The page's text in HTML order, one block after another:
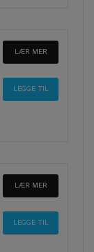
LÆR MER
LÆR MER